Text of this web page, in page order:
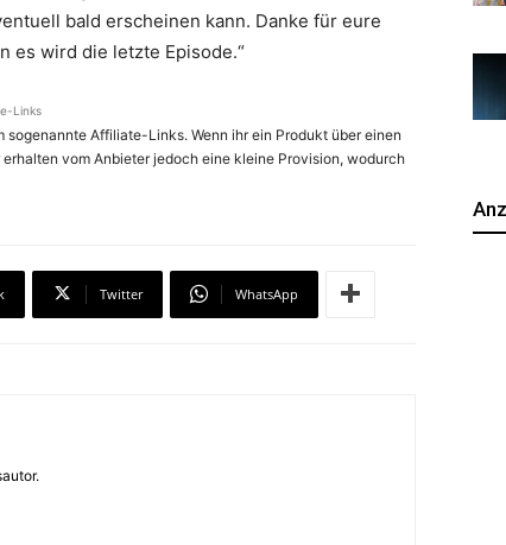
bald erscheinen kann. Danke für eure
es wird die letzte Episode.“
Links
Affiliate-Links. Wenn ihr ein Produkt über einen
vom Anbieter jedoch eine kleine Provision, wodurch
Twitter WhatsApp